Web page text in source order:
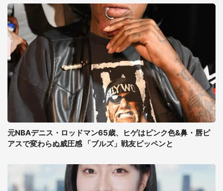
元NBAデニス・ロッドマン65歳、ヒゲはピンク色&鼻・唇ピ
アスで変わらぬ威圧感 「ブルズ」戦友ピッペンと